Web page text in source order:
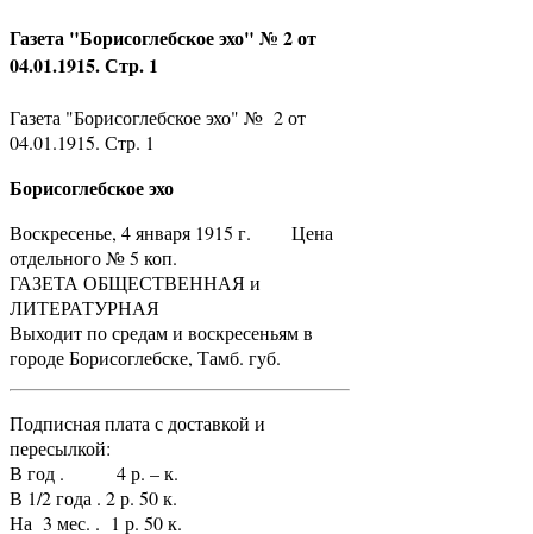
Газета "Борисоглебское эхо" № 2 от
04.01.1915. Стр. 1
Газета "Борисоглебское эхо" № 2 от
04.01.1915. Стр. 1
Борисоглебское эхо
Воскресенье, 4 января 1915 г. Цена
отдельного № 5 коп.
ГАЗЕТА ОБЩЕСТВЕННАЯ и
ЛИТЕРАТУРНАЯ
Выходит по средам и воскресеньям в
городе Борисоглебске, Тамб. губ.
Подписная плата с доставкой и
пересылкой:
В год . 4 р. – к.
В 1/2 года . 2 р. 50 к.
На 3 мес. . 1 р. 50 к.